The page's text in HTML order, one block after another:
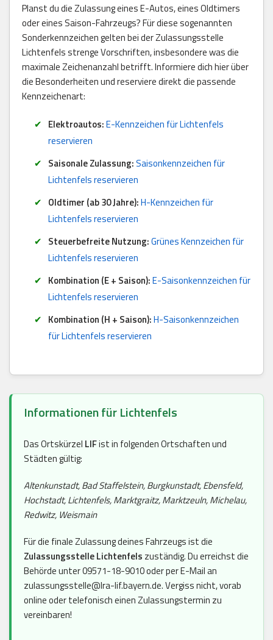
Planst du die Zulassung eines E-Autos, eines Oldtimers
oder eines Saison-Fahrzeugs? Für diese sogenannten
Sonderkennzeichen gelten bei der Zulassungsstelle
Lichtenfels strenge Vorschriften, insbesondere was die
maximale Zeichenanzahl betrifft. Informiere dich hier über
die Besonderheiten und reserviere direkt die passende
Kennzeichenart:
Elektroautos:E-Kennzeichen für Lichtenfels
reservieren
Saisonale Zulassung:Saisonkennzeichen für
Lichtenfels reservieren
Oldtimer (ab 30 Jahre):H-Kennzeichen für
Lichtenfels reservieren
Steuerbefreite Nutzung:Grünes Kennzeichen für
Lichtenfels reservieren
Kombination (E + Saison):E-Saisonkennzeichen für
Lichtenfels reservieren
Kombination (H + Saison):H-Saisonkennzeichen
für Lichtenfels reservieren
Informationen für Lichtenfels
Das Ortskürzel LIFist in folgenden Ortschaften und
Städten gültig:
Altenkunstadt, Bad Staffelstein, Burgkunstadt, Ebensfeld,
Hochstadt, Lichtenfels, Marktgraitz, Marktzeuln, Michelau,
Redwitz, Weismain
Für die finale Zulassung deines Fahrzeugs ist die
Zulassungsstelle Lichtenfels zuständig. Du erreichst die
Behörde unter 09571-18-9010 oder per E-Mail an
zulassungsstelle@lra-lif.bayern.de. Vergiss nicht, vorab
online oder telefonisch einen Zulassungstermin zu
vereinbaren!